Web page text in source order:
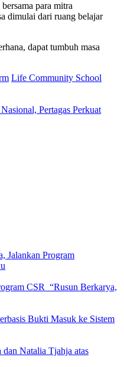
para mitra
dimulai dari ruang belajar
dapat tumbuh masa
Life Community School
Pertagas Perkuat
Jalankan Program
CSR “Rusun Berkarya,
Bukti Masuk ke Sistem
Natalia Tjahja atas